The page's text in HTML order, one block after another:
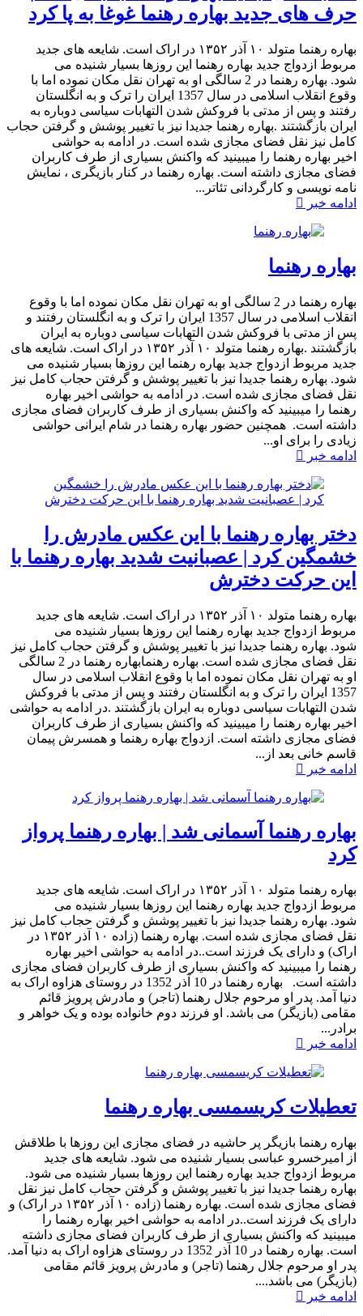
حرف های جدید بهاره رهنما غوغا به پا کرد
بهاره رهنما متولد ۱۰ آذر ۱۳۵۲ در اراک است. شایعه های جدید
مربوط ازدواج جدید بهاره رهنما این روزها بسیار شنیده می
شود. بهاره رهنما در 2 سالگی او به تهران نقل مکان نموده اما با
وقوع انقلاب اسلامی در سال 1357 ایران را ترک و به انگلستان
رفتند و پس از مدتی با فروکش شدن التهابات سیاسی دوباره به
ایران بازگشتند .بهاره رهنما جدیدا نیز با تغییر پوشش و گرفتن حجاب
کامل نیز نقل فضای مجازی شده است. در ادامه به حواشی
اخیر بهاره رهنما را میبینید که واکنش بسیاری از طرف کاربران
فضای مجازی داشته است.​ بهاره رهنما در کنار بازیگری ، نمایش
نامه نویسی و کارگردانی تئاتر...
ادامه خبر
بهاره رهنما
بهاره رهنما در 2 سالگی او به تهران نقل مکان نموده اما با وقوع
انقلاب اسلامی در سال 1357 ایران را ترک و به انگلستان رفتند و
پس از مدتی با فروکش شدن التهابات سیاسی دوباره به ایران
بازگشتند .بهاره رهنما متولد ۱۰ آذر ۱۳۵۲ در اراک است. شایعه های
جدید مربوط ازدواج جدید بهاره رهنما این روزها بسیار شنیده می
شود. بهاره رهنما جدیدا نیز با تغییر پوشش و گرفتن حجاب کامل نیز
نقل فضای مجازی شده است. در ادامه به حواشی اخیر بهاره
رهنما را میبینید که واکنش بسیاری از طرف کاربران فضای مجازی
داشته است.​ همچنین حضور بهاره رهنما در شام ایرانی حواشی
زیادی را برای او...
ادامه خبر
دختر بهاره رهنما با این عکس مادرش را
خشمگین کرد | عصبانیت شدید بهاره رهنما با
این حرکت دخترش
بهاره رهنما متولد ۱۰ آذر ۱۳۵۲ در اراک است. شایعه های جدید
مربوط ازدواج جدید بهاره رهنما این روزها بسیار شنیده می
شود. بهاره رهنما جدیدا نیز با تغییر پوشش و گرفتن حجاب کامل نیز
نقل فضای مجازی شده است. بهاره رهنمابهاره رهنما در 2 سالگی
او به تهران نقل مکان نموده اما با وقوع انقلاب اسلامی در سال
1357 ایران را ترک و به انگلستان رفتند و پس از مدتی با فروکش
شدن التهابات سیاسی دوباره به ایران بازگشتند .در ادامه به حواشی
اخیر بهاره رهنما را میبینید که واکنش بسیاری از طرف کاربران
فضای مجازی داشته است.​ ازدواج بهاره رهنما و همسرش پیمان
قاسم خانی بعد از...
ادامه خبر
بهاره رهنما آسمانی شد | بهاره رهنما پرواز
کرد
بهاره رهنما متولد ۱۰ آذر ۱۳۵۲ در اراک است. شایعه های جدید
مربوط ازدواج جدید بهاره رهنما این روزها بسیار شنیده می
شود. بهاره رهنما جدیدا نیز با تغییر پوشش و گرفتن حجاب کامل نیز
نقل فضای مجازی شده است. بهاره رهنما (زاده ۱۰ آذر ۱۳۵۲ در
اراک) و دارای یک فرزند است..در ادامه به حواشی اخیر بهاره
رهنما را میبینید که واکنش بسیاری از طرف کاربران فضای مجازی
داشته است.​ بهاره رهنما در 10 آذر 1352 در روستای هزاوه اراک به
دنیا آمد. پدر او مرحوم جلال رهنما (تاجر) و مادرش پرویز قائم
مقامی (بازیگر) می باشد. او فرزند دوم خانواده بوده و یک خواهر و
برادر...
ادامه خبر
تعطیلات کریسمسی بهاره رهنما
بهاره رهنما بازیگر پر حاشیه در فضای مجازی این روزها با طلاقش
از امیرخسرو عباسی بسیار شنیده می شود. شایعه های جدید
مربوط ازدواج جدید بهاره رهنما این روزها بسیار شنیده می شود.
بهاره رهنما جدیدا نیز با تغییر پوشش و گرفتن حجاب کامل نیز نقل
فضای مجازی شده است. بهاره رهنما (زاده ۱۰ آذر ۱۳۵۲ در اراک) و
دارای یک فرزند است..در ادامه به حواشی اخیر بهاره رهنما را
میبینید که واکنش بسیاری از طرف کاربران فضای مجازی داشته
است.​ بهاره رهنما در 10 آذر 1352 در روستای هزاوه اراک به دنیا آمد.
پدر او مرحوم جلال رهنما (تاجر) و مادرش پرویز قائم مقامی
(بازیگر) می باشد....
ادامه خبر